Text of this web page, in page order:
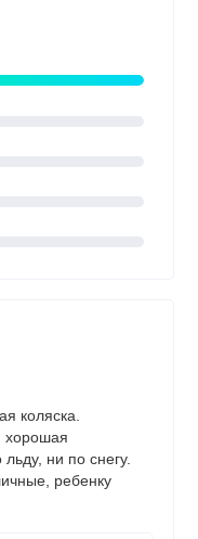
коляска.
хорошая
ни по снегу.
ребенку